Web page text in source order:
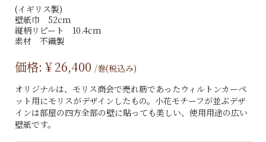
(イギリス製)
壁紙巾 52cm
縦柄リピート 10.4cm
素材 不織製
価格: ¥26,400 /巻(税込み)
オリジナルは、モリス商会で売れ筋であったウィルトンカーペ
ット用にモリスがデザインしたもの。小花モチーフが並ぶデザ
インは部屋の四方全部の壁に貼っても美しい、使用用途の広い
壁紙です。